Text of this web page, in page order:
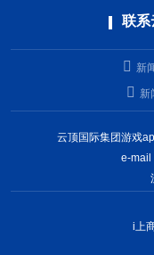
联系
新
新
云顶国际集团游戏
e-mail
i上